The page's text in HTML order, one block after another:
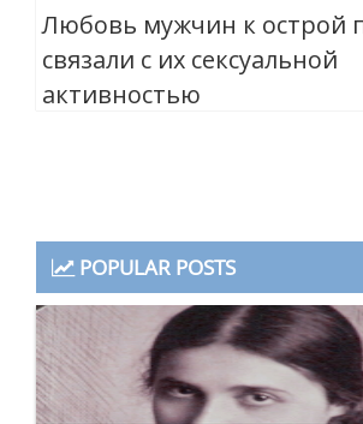
Любовь мужчин к острой
связали с их сексуальной
активностью
POPULAR POSTS